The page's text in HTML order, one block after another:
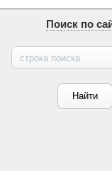
Поиск по